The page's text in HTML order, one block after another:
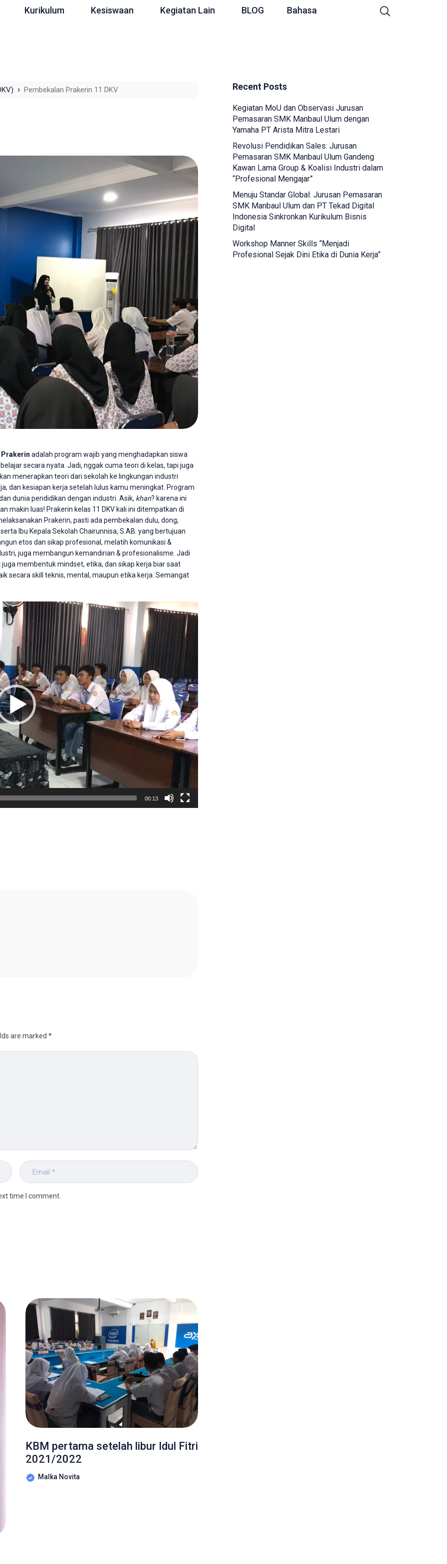
Kurikulum Kesiswaan Kegiatan Lain BLOG Bahasa
› Pembekalan Prakerin 11 DKV
Prakerin adalah program wajib yang menghadapkan siswa
secara nyata. Jadi, nggak cuma teori di kelas, tapi juga
menerapkan teori dari sekolah ke lingkungan industri
dan kesiapan kerja setelah lulus kamu meningkat. Program
dunia pendidikan dengan industri. Asik, khan? karena ini
makin luas! Prakerin kelas 11 DKV kali ini ditempatkan di
Prakerin, pasti ada pembekalan dulu, dong,
Ibu Kepala Sekolah Chairunnisa, S.AB. yang bertujuan
etos dan sikap profesional, mel atih komunikasi &
juga membangun kemandirian & profesionalisme. Jadi
membentuk mindset, etika, dan sikap kerja biar saat
secara skill teknis, mental, maupun etika kerja. Semangat
00:13
are marked *
time I comment.
KBM pertama setelah libur Idul Fitri
2021/2022
Malka Novita
Recent Posts
Kegiatan MoU dan Observasi Jurusan
Pemasaran SMK Manbaul Ulum dengan
Yamaha PT Arista Mitra Lestari
Revolusi Pendidikan Sales: Jurusan
Pemasaran SMK Manbaul Ulum Gandeng
Kawan Lama Group & Koalisi Industri dalam
“Profesional Mengajar”
Menuju Standar Global: Jurusan Pemasaran
SMK Manbaul Ulum dan PT Tekad Digital
Indonesia Sinkronkan Kurikulum Bisnis
Digital
Workshop Manner Skills “Menjadi
Profesional Sejak Dini Etika di Dunia Kerja”